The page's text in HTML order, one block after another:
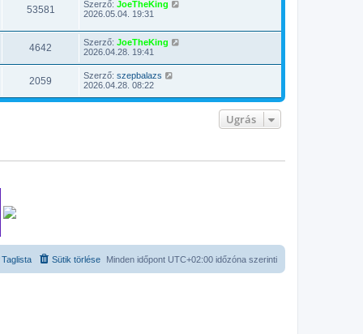
53581 Szerző: JoeTheKing
2026.05.04. 19:31
4642 Szerző: JoeTheKing
2026.04.28. 19:41
2059 Szerző: szepbalazs
2026.04.28. 08:22
Ugrás
Minden időpont UTC+02:00 időzóna szerinti
Sütik törlése
Taglista